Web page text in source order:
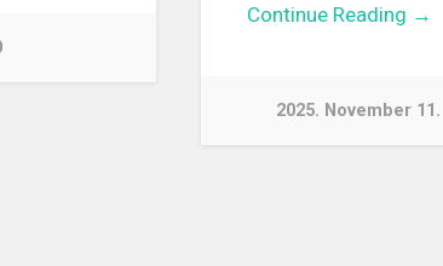
Continue Reading →
2025. November 11.